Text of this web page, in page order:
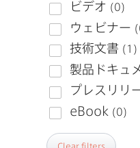
Clear filters